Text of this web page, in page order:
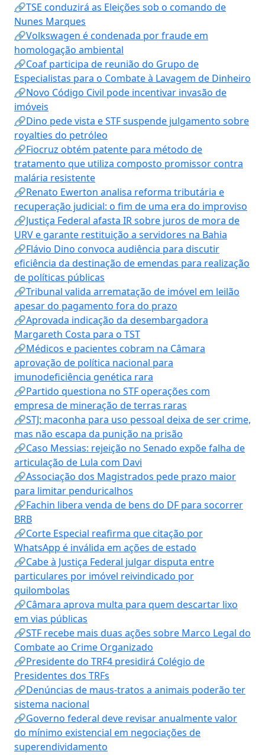
🔗TSE conduzirá as Eleições sob o comando de
Nunes Marques
🔗Volkswagen é condenada por fraude em
homologação ambiental
🔗Coaf participa de reunião do Grupo de
Especialistas para o Combate à Lavagem de Dinheiro
🔗Novo Código Civil pode incentivar invasão de
imóveis
🔗Dino pede vista e STF suspende julgamento sobre
royalties do petróleo
🔗Fiocruz obtém patente para método de
tratamento que utiliza composto promissor contra
malária resistente
🔗Renato Ewerton analisa reforma tributária e
recuperação judicial: o fim de uma era do improviso
🔗Justiça Federal afasta IR sobre juros de mora de
URV e garante restituição a servidores na Bahia
🔗Flávio Dino convoca audiência para discutir
eficiência da destinação de emendas para realização
de políticas públicas
🔗Tribunal valida arrematação de imóvel em leilão
apesar do pagamento fora do prazo
🔗Aprovada indicação da desembargadora
Margareth Costa para o TST
🔗Médicos e pacientes cobram na Câmara
aprovação de política nacional para
imunodeficiência genética rara
🔗Partido questiona no STF operações com
empresa de mineração de terras raras
🔗STJ: maconha para uso pessoal deixa de ser crime,
mas não escapa da punição na prisão
🔗Caso Messias: rejeição no Senado expõe falha de
articulação de Lula com Davi
🔗Associação dos Magistrados pede prazo maior
para limitar penduricalhos
🔗Fachin libera venda de bens do DF para socorrer
BRB
🔗Corte Especial reafirma que citação por
WhatsApp é inválida em ações de estado
🔗Cabe à Justiça Federal julgar disputa entre
particulares por imóvel reivindicado por
quilombolas
🔗Câmara aprova multa para quem descartar lixo
em vias públicas
🔗STF recebe mais duas ações sobre Marco Legal do
Combate ao Crime Organizado
🔗Presidente do TRF4 presidirá Colégio de
Presidentes dos TRFs
🔗Denúncias de maus-tratos a animais poderão ter
sistema nacional
🔗Governo federal deve revisar anualmente valor
do mínimo existencial em negociações de
superendividamento